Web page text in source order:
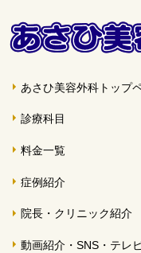
あさひ美容外科トップ
診療科目
料金一覧
症例紹介
院長・クリニック紹介
動画紹介・SNS・テレ